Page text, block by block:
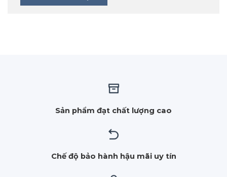
Sản phẩm đạt chất lượng cao
Chế độ bảo hành hậu mãi uy tín